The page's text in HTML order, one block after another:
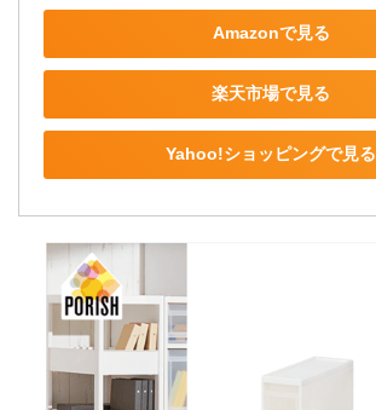
Amazonで見る
楽天市場で見る
Yahoo!ショッピングで見る